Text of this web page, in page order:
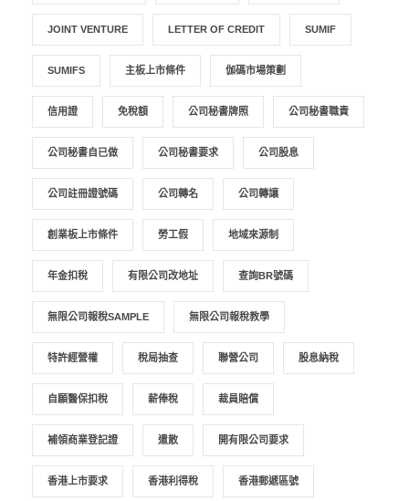
JOINT VENTURE LETTER OF CREDIT SUMIF
SUMIFS 主板上市條件 伽碼市場策劃
信用證 免稅額 公司秘書牌照 公司秘書職責
公司秘書自已做 公司秘書要求 公司股息
公司註冊證號碼 公司轉名 公司轉讓
創業板上市條件 勞工假 地域來源制
年金扣稅 有限公司改地址 查詢BR號碼
無限公司報稅SAMPLE 無限公司報稅教學
特許經營權 稅局抽查 聯營公司 股息納稅
自願醫保扣稅 薪俸稅 裁員賠償
補領商業登記證 遣散 開有限公司要求
香港上市要求 香港利得稅 香港郵遞區號